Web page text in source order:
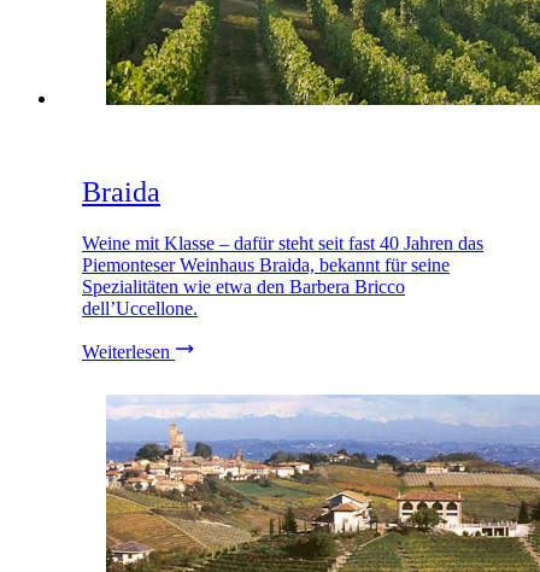
Braida
Weine mit Klasse – dafür steht seit fast 40 Jahren das
Piemonteser Weinhaus Braida, bekannt für seine
Spezialitäten wie etwa den Barbera Bricco
dell’Uccellone.
Weiterlesen